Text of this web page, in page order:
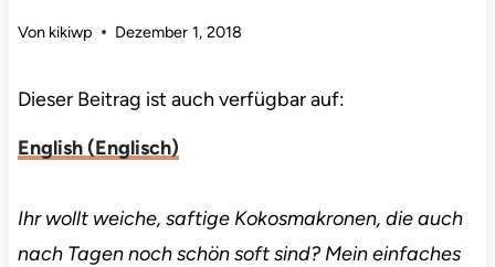
Von kikiwp Dezember 1, 2018
Dieser Beitrag ist auch verfügbar auf:
English(Englisch)
Ihr wollt weiche, saftige Kokosmakronen, die auch
nach Tagen noch schön soft sind? Mein einfaches